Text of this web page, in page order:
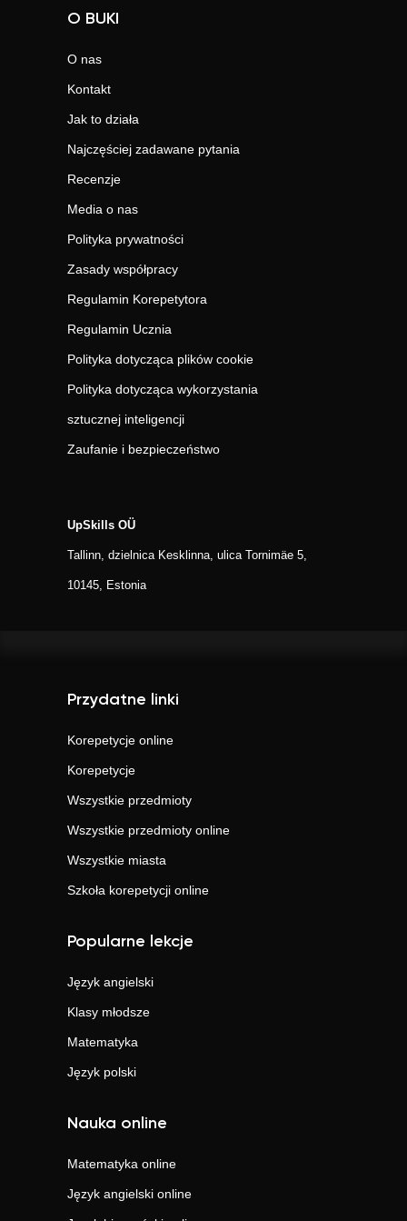
O BUKI
O nas
Kontakt
Jak to działa
Najczęściej zadawane pytania
Recenzje
Media o nas
Polityka prywatności
Zasady współpracy
Regulamin Korepetytora
Regulamin Ucznia
Polityka dotycząca plików cookie
Polityka dotycząca wykorzystania
sztucznej inteligencji
Zaufanie i bezpieczeństwo
UpSkills OÜ
Tallinn, dzielnica Kesklinna, ulica Tornimäe 5,
10145, Estonia
Przydatne linki
Korepetycje online
Korepetycje
Wszystkie przedmioty
Wszystkie przedmioty online
Wszystkie miasta
Szkoła korepetycji online
Popularne lekcje
Język angielski
Klasy młodsze
Matematyka
Język polski
Nauka online
Matematyka online
Język angielski online